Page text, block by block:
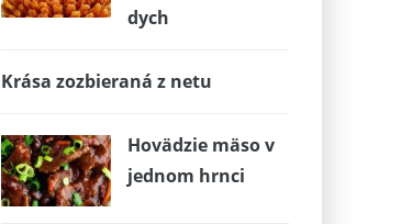
dych
Krása zozbieraná z netu
Hovädzie mäso v
jednom hrnci